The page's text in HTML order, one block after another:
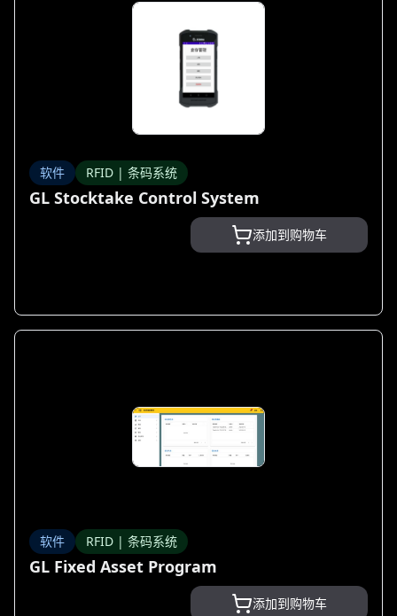
软件 RFID | 条码系统
GL Stocktake Control System
添加到购物车
软件 RFID | 条码系统
GL Fixed Asset Program
添加到购物车